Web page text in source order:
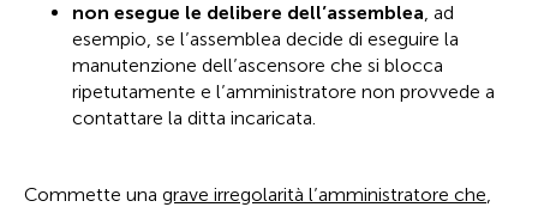
non esegue le delibere dell’assemblea, ad
esempio, se l’assemblea decide di eseguire la
manutenzione dell’ascensore che si blocca
ripetutamente e l’amministratore non provvede a
contattare la ditta incaricata.
Commette una grave irregolarità l’amministratore che,